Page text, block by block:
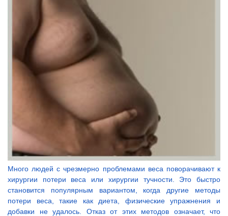
Много людей с чрезмерно проблемами веса поворачивают к
хирургии потери веса или хирургии тучности. Это быстро
становится популярным вариантом, когда другие методы
потери веса, такие как диета, физические упражнения и
добавки не удалось. Отказ от этих методов означает, что